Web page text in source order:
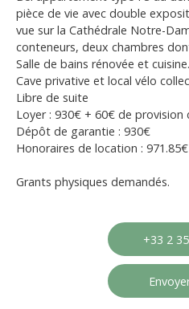
pièce de vie avec double
vue sur la Cathédrale Notre-
conteneurs, deux chambres
Salle de bains rénovée et cuisine.
Cave privative et local vélo
Libre de suite
Loyer : 930€ + 60€ de
Dépôt de garantie : 930€
Honoraires de location : 971.85€
Grants physiques demandés.
+33 2